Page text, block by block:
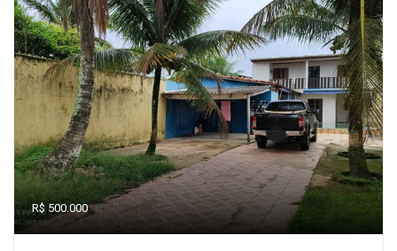
R$ 500.000